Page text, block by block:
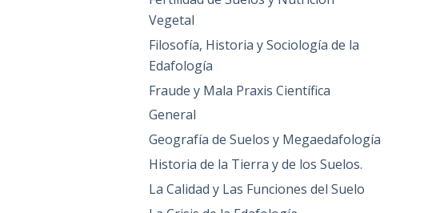
Vegetal
Filosofía, Historia y Sociología de la
Edafología
Fraude y Mala Praxis Científica
General
Geografía de Suelos y Megaedafología
Historia de la Tierra y de los Suelos.
La Calidad y Las Funciones del Suelo